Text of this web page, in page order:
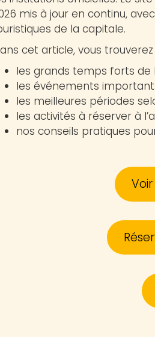
mis à jour en continu,
de la capitale.
cet article, vous trouverez
les grands temps forts de
les événements
les meilleures périodes
les activités à réserver à
nos conseils pratiques